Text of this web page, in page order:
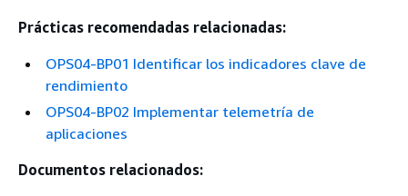
Prácticas recomendadas relacionadas:
OPS04-BP01 Identificar los indicadores clave de
rendimiento
OPS04-BP02 Implementar telemetría de
aplicaciones
Documentos relacionados: